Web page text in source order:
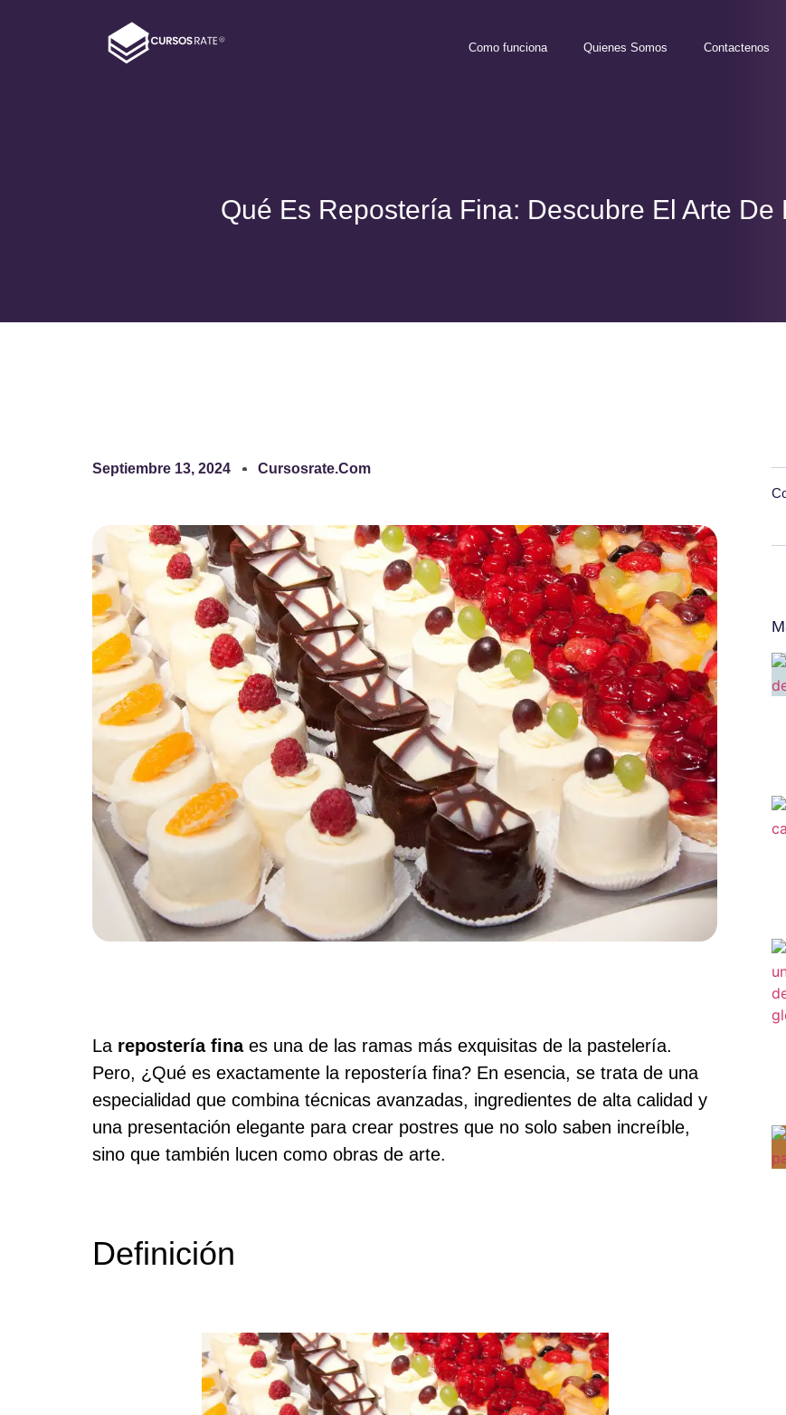
Como funciona Quienes Somos Contactenos
Qué Es Repostería Fina: Descubre El Arte De
Septiembre 13, 2024 Cursosrate.com
La repostería finaes una de las ramas más exquisitas de la pastelería.
Pero, ¿Qué es exactamente la repostería fina? En esencia, se trata de una
especialidad que combina técnicas avanzadas, ingredientes de alta calidad y
una presentación elegante para crear postres que no solo saben increíble,
sino que también lucen como obras de arte.
Definición